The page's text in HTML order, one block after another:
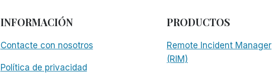
INFORMACIÓN
Contacte con nosotros
Política de privacidad
PRODUCTOS
Remote Incident Manager
(RIM)